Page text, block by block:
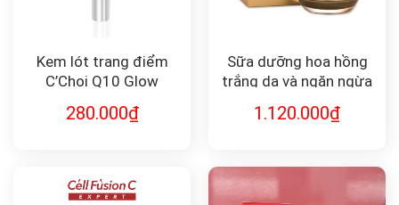
Kem lót trang điểm
C’Choi Q10 Glow
280.000₫
Sữa dưỡng hoa hồng
trắng da và ngăn ngừa
Emulsion Energy 130ml
1.120.000₫